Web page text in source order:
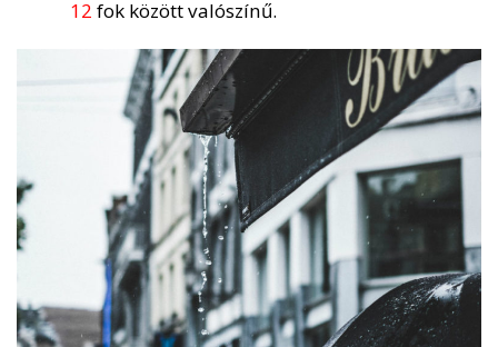
12 fok között valószínű.